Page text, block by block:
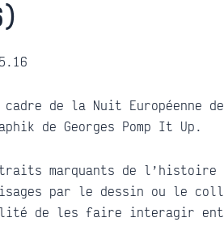
cadre de la Nuit Européenne
de Georges Pomp It Up.
marquants de l’histoire
par le dessin ou le
de les faire interagir